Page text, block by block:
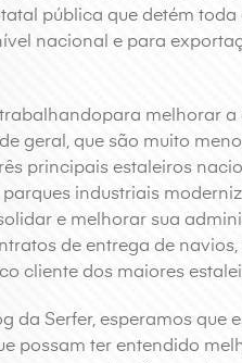
pública que detém
nacional e para
melhorar a
geral, que são muito
principais estaleiros
industriais
e melhorar sua
de entrega de
cliente dos maiores
da Serfer, esperamos que
possam ter entendido